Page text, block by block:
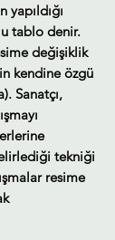
yapıldığı
tablo denir.
değişiklik
kendine özgü
Sanatçı,
tekniği
resime